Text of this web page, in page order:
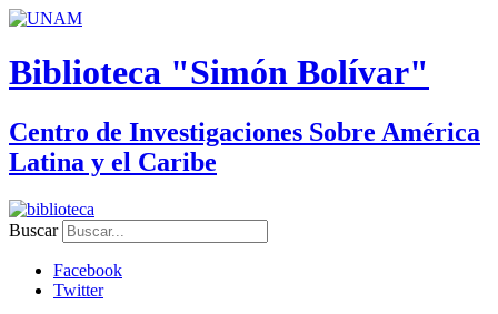
Biblioteca "Simón Bolívar"
Centro de Investigaciones Sobre América
Latina y el Caribe
Buscar
Facebook
Twitter